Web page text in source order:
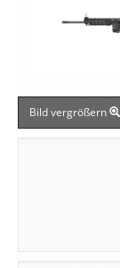
Bild vergrößern